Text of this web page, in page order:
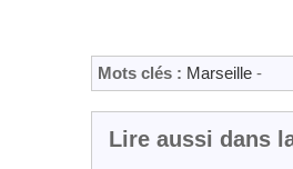
Mots clés : Marseille -
Lire aussi dans